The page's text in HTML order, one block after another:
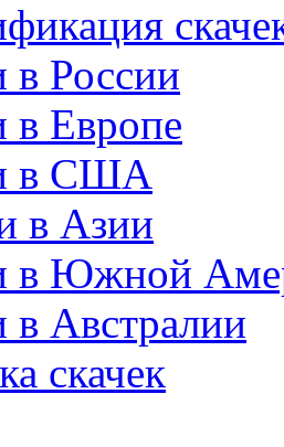
в России
в Европе
в США
в Азии
в Южной
в Австралии
скачек